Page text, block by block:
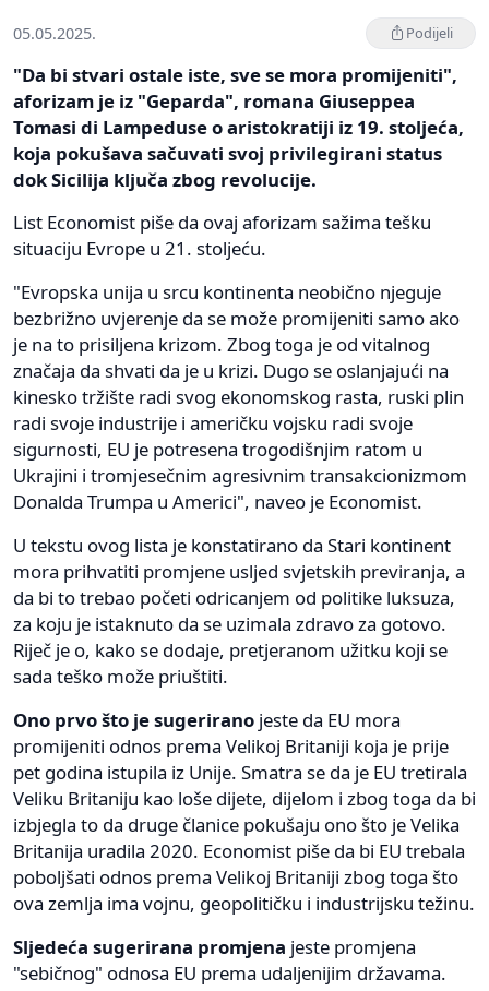
05.05.2025. Podijeli
"Da bi stvari ostale iste, sve se mora promijeniti",
aforizam je iz "Geparda", romana Giuseppea
Tomasi di Lampeduse o aristokratiji iz 19. stoljeća,
koja pokušava sačuvati svoj privilegirani status
dok Sicilija ključa zbog revolucije.
List Economist piše da ovaj aforizam sažima tešku
situaciju Evrope u 21. stoljeću.
"Evropska unija u srcu kontinenta neobično njeguje
bezbrižno uvjerenje da se može promijeniti samo ako
je na to prisiljena krizom. Zbog toga je od vitalnog
značaja da shvati da je u krizi. Dugo se oslanjajući na
kinesko tržište radi svog ekonomskog rasta, ruski plin
radi svoje industrije i američku vojsku radi svoje
sigurnosti, EU je potresena trogodišnjim ratom u
Ukrajini i tromjesečnim agresivnim transakcionizmom
Donalda Trumpa u Americi", naveo je Economist.
U tekstu ovog lista je konstatirano da Stari kontinent
mora prihvatiti promjene usljed svjetskih previranja, a
da bi to trebao početi odricanjem od politike luksuza,
za koju je istaknuto da se uzimala zdravo za gotovo.
Riječ je o, kako se dodaje, pretjeranom užitku koji se
sada teško može priuštiti.
Ono prvo što je sugerirano jeste da EU mora
promijeniti odnos prema Velikoj Britaniji koja je prije
pet godina istupila iz Unije. Smatra se da je EU tretirala
Veliku Britaniju kao loše dijete, dijelom i zbog toga da bi
izbjegla to da druge članice pokušaju ono što je Velika
Britanija uradila 2020. Economist piše da bi EU trebala
poboljšati odnos prema Velikoj Britaniji zbog toga što
ova zemlja ima vojnu, geopolitičku i industrijsku težinu.
Sljedeća sugerirana promjena jeste promjena
"sebičnog" odnosa EU prema udaljenijim državama.